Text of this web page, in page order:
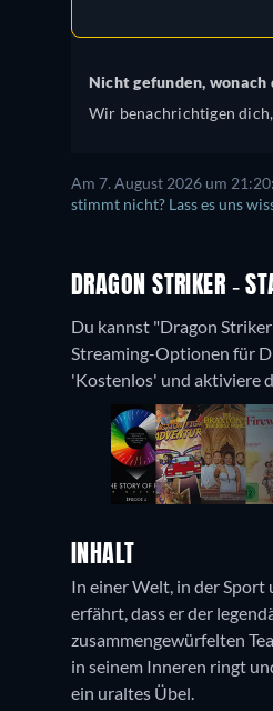
Nicht gefunden, wonach
Wir benachrichtigen
Am 7. August 2026 um
stimmt nicht? Lass es uns
DRAGON STRIKER -
Du kannst "Dragon
Streaming-Optionen für
'Kostenlos' und aktiviere
INHALT
In einer Welt, in der
erfährt, dass er der
zusammengewürfelten
in seinem Inneren ringt
ein uraltes Übel.